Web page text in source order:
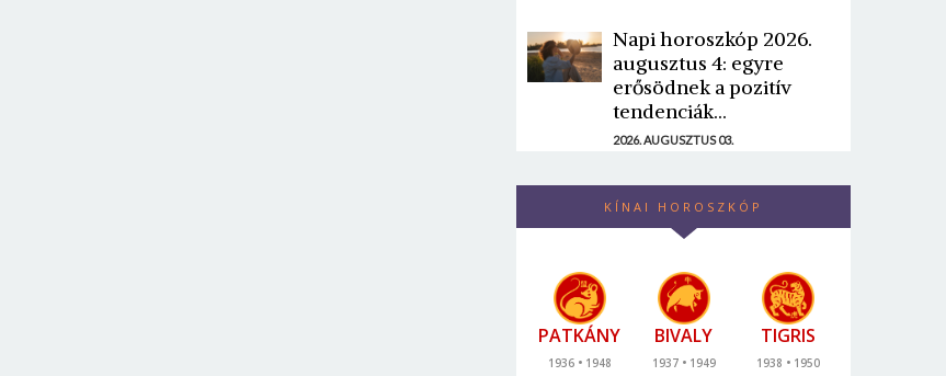
Napi horoszkóp 2026.
augusztus 4: egyre
erősödnek a pozitív
tendenciák...
2026. AUGUSZTUS 03.
KÍNAI HOROSZKÓP
PATKÁNY
1936
1948
BIVALY
1937
1949
TIGRIS
1938
1950